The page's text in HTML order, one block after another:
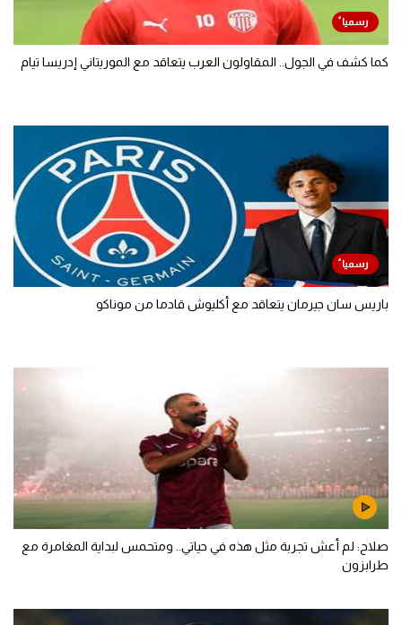
كما كشف في الجول.. المقاولون العرب يتعاقد مع الموريتاني إدريسا تيام
باريس سان جيرمان يتعاقد مع أكليوش قادما من موناكو
صلاح: لم أعش تجربة مثل هذه في حياتي.. ومتحمس لبداية المغامرة مع
طرابزون